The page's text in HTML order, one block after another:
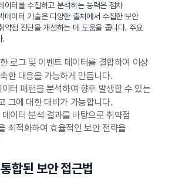
이터를 수집하고 분석하는 능력은 점차
데이터 기술은 다양한 출처에서 수집한 보안
약점 진단을 개선하는 데 도움을 줍니다. 주요
.
로그 및 이벤트 데이터를 결합하여 이상
한 대응을 가능하게 만듭니다.
터 패턴을 분석하여 향후 발생할 수 있는
그에 대한 대비가 가능합니다.
데이터 분석 결과를 바탕으로 취약점
최적화하여 효율적인 보안 전략을
합된 보안 접근법